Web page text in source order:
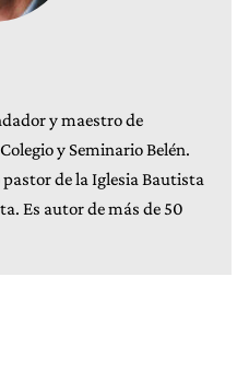
y maestro de
y Seminario Belén.
de la Iglesia Bautista
Es autor de más de 50